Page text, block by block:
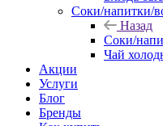
Соки/напитки/
Назад
Соки/
Чай
Акции
Услуги
Блог
Бренды